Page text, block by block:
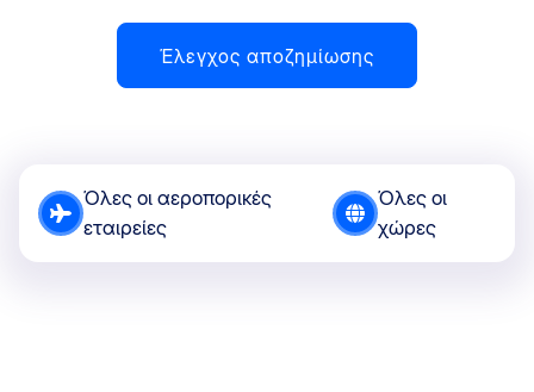
Έλεγχος αποζημίωσης
Όλες οι αεροπορικές
εταιρείες
Όλες οι
χώρες